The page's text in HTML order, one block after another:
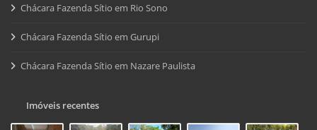
Chácara Fazenda Sítio em Rio Sono
Chácara Fazenda Sítio em Gurupi
Chácara Fazenda Sítio em Nazare Paulista
Imóveis recentes